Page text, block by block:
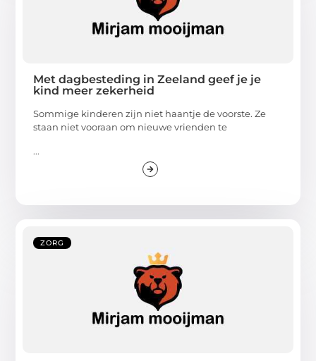
Met dagbesteding in Zeeland geef je je
kind meer zekerheid
Sommige kinderen zijn niet haantje de voorste. Ze
staan niet vooraan om nieuwe vrienden te
...
ZORG